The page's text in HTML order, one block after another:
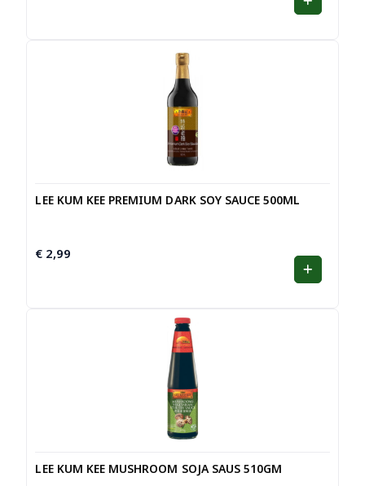
LEE KUM KEE PREMIUM DARK SOY SAUCE 500ML
€ 2,99
LEE KUM KEE MUSHROOM SOJA SAUS 510GM